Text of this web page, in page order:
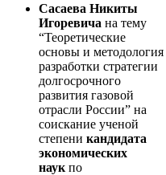
Сасаева Никиты
Игоревича на тему
“Теоретические
основы и методология
разработки стратегии
долгосрочного
развития газовой
отрасли России” на
соискание ученой
степени кандидата
экономических
наук по